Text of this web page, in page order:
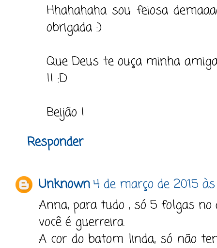
Hhahahaha sou feiosa
obrigada :)
Que Deus te ouça minha
!! :D
Beijão !
Responder
Unknown4 de março de 2015
Anna, para tudo , só 5 folgas no
você é guerreira.
A cor do batom linda, só não